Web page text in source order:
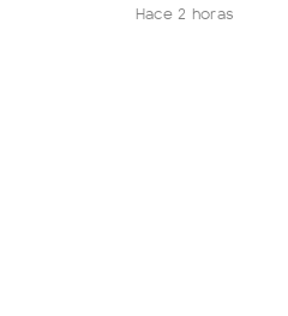
Hace 2 horas